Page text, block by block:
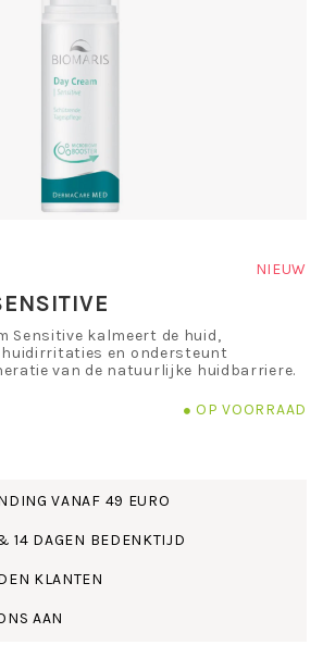
NIEUW
Sensitive kalmeert de huid,
en ondersteunt
van de natuurlijke huidbarriere.
OP VOORRAAD
VANAF 49 EURO
14 DAGEN BEDENKTIJD
KLANTEN
AAN